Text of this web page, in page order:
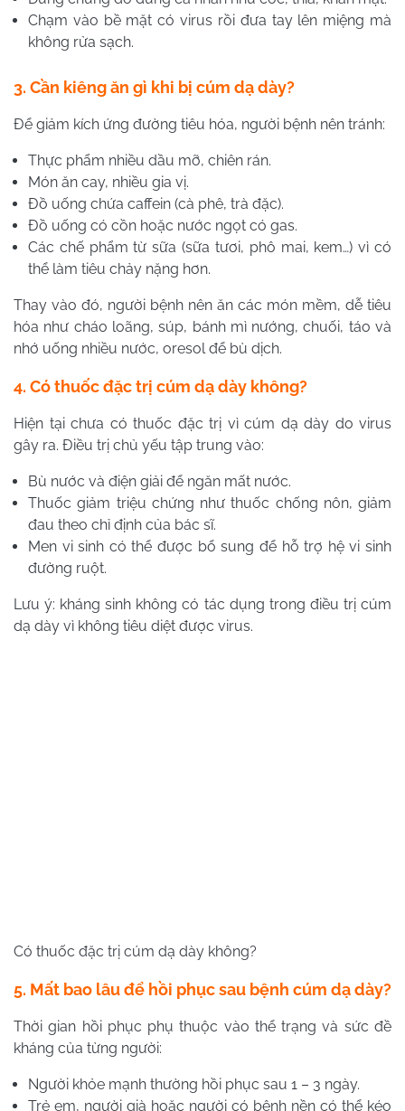
Chạm vào bề mặt có virus rồi đưa tay lên miệng mà
không rửa sạch.
3. Cần kiêng ăn gì khi bị cúm dạ dày?
Để giảm kích ứng đường tiêu hóa, người bệnh nên tránh:
Thực phẩm nhiều dầu mỡ, chiên rán.
Món ăn cay, nhiều gia vị.
Đồ uống chứa caffein (cà phê, trà đặc).
Đồ uống có cồn hoặc nước ngọt có gas.
Các chế phẩm từ sữa (sữa tươi, phô mai, kem…) vì có
thể làm tiêu chảy nặng hơn.
Thay vào đó, người bệnh nên ăn các món mềm, dễ tiêu
hóa như cháo loãng, súp, bánh mì nướng, chuối, táo và
nhớ uống nhiều nước, oresol để bù dịch.
4. Có thuốc đặc trị cúm dạ dày không?
Hiện tại chưa có thuốc đặc trị vì cúm dạ dày do virus
gây ra. Điều trị chủ yếu tập trung vào:
Bù nước và điện giải để ngăn mất nước.
Thuốc giảm triệu chứng như thuốc chống nôn, giảm
đau theo chỉ định của bác sĩ.
Men vi sinh có thể được bổ sung để hỗ trợ hệ vi sinh
đường ruột.
Lưu ý: kháng sinh không có tác dụng trong điều trị cúm
dạ dày vì không tiêu diệt được virus.
Có thuốc đặc trị cúm dạ dày không?
5. Mất bao lâu để hồi phục sau bệnh cúm dạ dày?
Thời gian hồi phục phụ thuộc vào thể trạng và sức đề
kháng của từng người:
Người khỏe mạnh thường hồi phục sau 1 – 3 ngày.
Trẻ em, người già hoặc người có bệnh nền có thể kéo